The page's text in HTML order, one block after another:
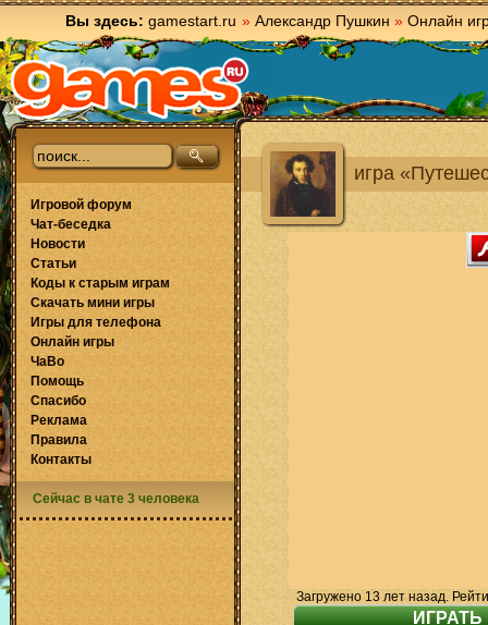
Вы здесь: gamestart.ru » Александр Пушкин » Онлайн
игра
Загружено 13 лет назад.
Игровой форум
Чат-беседка
Новости
Статьи
Коды к старым играм
Скачать мини игры
Игры для телефона
Онлайн игры
ЧаВо
Помощь
Спасибо
Реклама
Правила
Контакты
Сейчас в чате 3 человека